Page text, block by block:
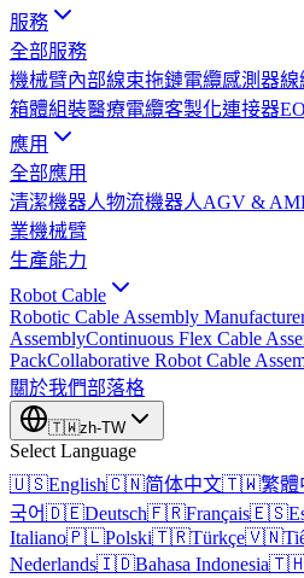
服務
全部服務
機械臂內部線束拖鏈電纜感測器線
箱體組裝醫療電纜客製化連接器
應用
全部應用
清潔機器人物流機器人AGV &
業機械臂
生產能力
Robot Cable
Robotic Cable Assembly
AssemblyContinuous Flex Cable
PackCollaborative Robot Cable
關於我們部落格
🇹🇼zh-TW
Select Language
🇺🇸English🇨🇳简体中文🇹🇼繁體
국어🇩🇪Deutsch🇫🇷Français🇪🇸
Italiano🇵🇱Polski🇹🇷Türkçe🇻🇳
Nederlands🇮🇩Bahasa Indonesia